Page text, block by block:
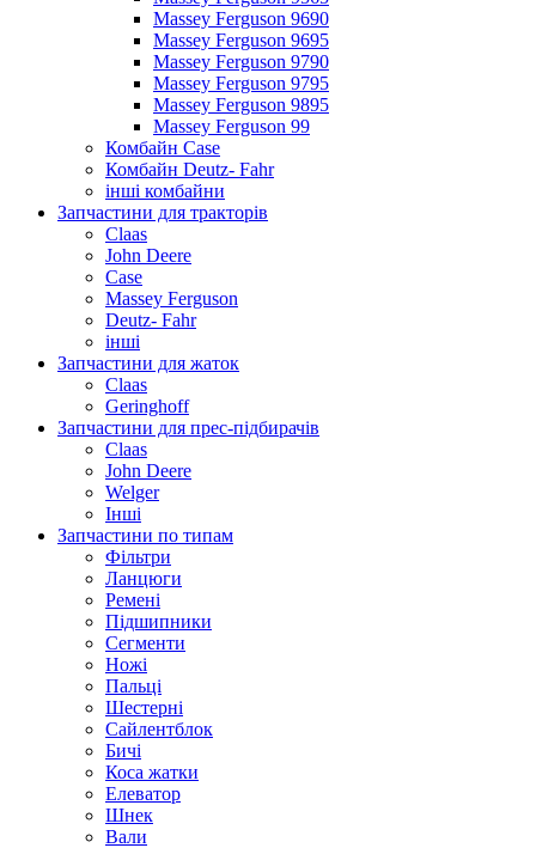
Massey Ferguson 9690
Massey Ferguson 9695
Massey Ferguson 9790
Massey Ferguson 9795
Massey Ferguson 9895
Massey Ferguson 99
Комбайн Case
Комбайн Deutz- Fahr
інші комбайни
Запчастини для тракторів
Claas
John Deere
Case
Massey Ferguson
Deutz- Fahr
інші
Запчастини для жаток
Claas
Geringhoff
Запчастини для прес-підбирачів
Claas
John Deere
Welger
Інші
Запчастини по типам
Фільтри
Ланцюги
Ремені
Підшипники
Сегменти
Ножі
Пальці
Шестерні
Сайлентблок
Бичі
Коса жатки
Елеватор
Шнек
Вали